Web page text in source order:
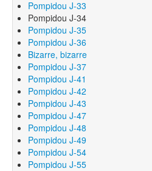
Pompidou J-33
Pompidou J-34
Pompidou J-35
Pompidou J-36
Bizarre, bizarre
Pompidou J-37
Pompidou J-41
Pompidou J-42
Pompidou J-43
Pompidou J-47
Pompidou J-48
Pompidou J-49
Pompidou J-54
Pompidou J-55